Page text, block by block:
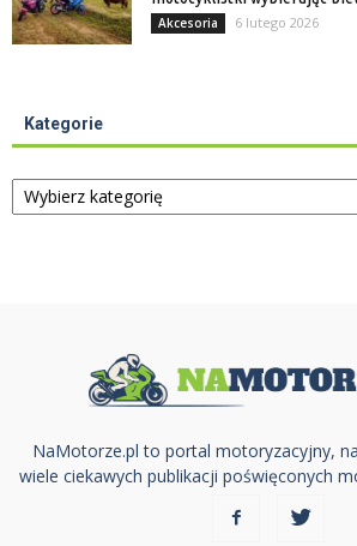
Akcesoria 6 lutego 2026
Kategorie
Kategorie
NaMotorze.pl to portal motoryzacyjny,
wiele ciekawych publikacji poświęconych